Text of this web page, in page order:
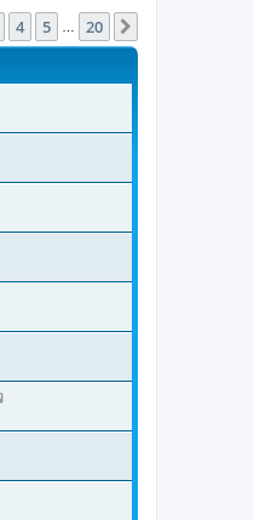
4 5 20